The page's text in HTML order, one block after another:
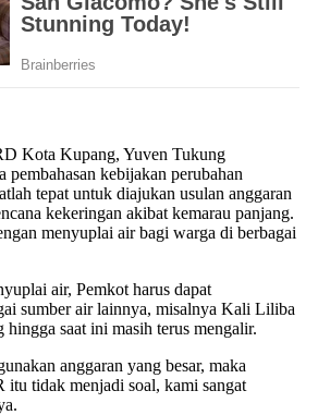
Kota Kupang, Yuven Tukung
pembahasan kebijakan perubahan
tepat untuk diajukan usulan anggaran
kekeringan akibat kemarau panjang.
menyuplai air bagi warga di berbagai
air, Pemkot harus dapat
sumber air lainnya, misalnya Kali Liliba
hingga saat ini masih terus mengalir.
anggaran yang besar, maka
tidak menjadi soal, kami sangat